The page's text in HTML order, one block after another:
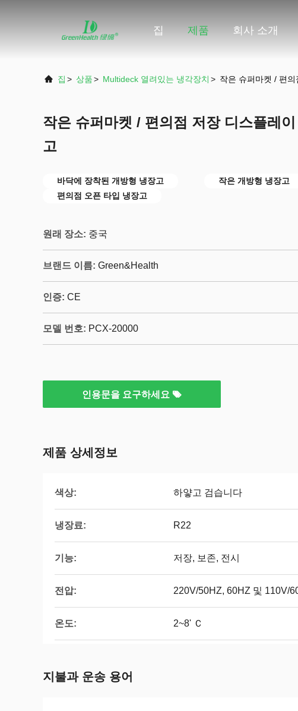
집 제품 회사 소개
집 > 상품> Multideck 열려있는 냉각장치 > 작은 슈퍼마켓 / 편
작은 슈퍼마켓 / 편의점 저장 디스플레
고
바닥에 장착된 개방형 냉장고
작은 개방형 냉장고
편의점 오픈 타입 냉장고
원래 장소: 중국
브랜드 이름: Green&Health
인증: CE
모델 번호: PCX-20000
인용문을 요구하세요
제품 상세정보
색상: 하얗고 검습니다
냉장료: R22
기능: 저장, 보존, 전시
전압: 220V/50HZ, 60HZ 및 110V/
온도: 2~8' Ｃ
지불과 운송 용어